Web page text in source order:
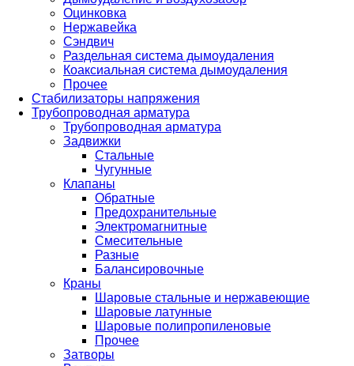
Оцинковка
Нержавейка
Сэндвич
Раздельная система дымоудаления
Коаксиальная система дымоудаления
Прочее
Стабилизаторы напряжения
Трубопроводная арматура
Трубопроводная арматура
Задвижки
Стальные
Чугунные
Клапаны
Обратные
Предохранительные
Электромагнитные
Смесительные
Разные
Балансировочные
Краны
Шаровые стальные и нержавеющие
Шаровые латунные
Шаровые полипропиленовые
Прочее
Затворы